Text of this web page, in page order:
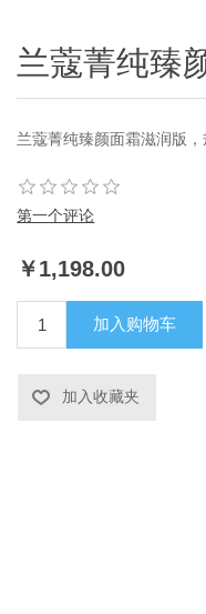
兰蔻菁纯臻
兰蔻菁纯臻颜面霜滋润版
第一个评论
￥1,198.00
加入购物车
加入收藏夹